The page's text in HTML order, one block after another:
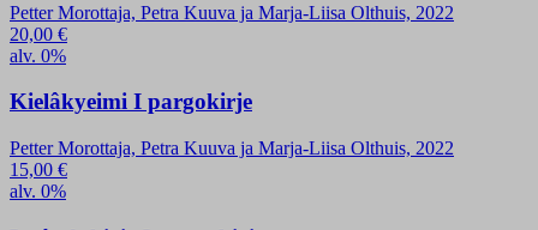
Petter Morottaja, Petra Kuuva ja Marja-Liisa Olthuis, 2022
20,00 €
alv. 0%
Kielâkyeimi I pargokirje
Petter Morottaja, Petra Kuuva ja Marja-Liisa Olthuis, 2022
15,00 €
alv. 0%